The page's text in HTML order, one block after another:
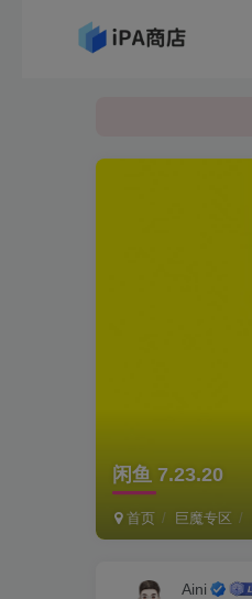
闲鱼 7.23.20
首页 巨魔专区
Aini